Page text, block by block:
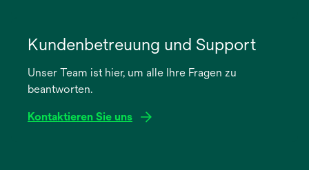
neuen
Registerkarte
Kundenbetreuung und Support
Unser Team ist hier, um alle Ihre Fragen zu
beantworten.
Kontaktieren Sie uns